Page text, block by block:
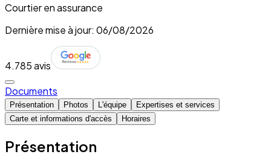
Courtier en assurance
Dernière mise à jour: 06/08/2026
4.785 avis
Documents
Présentation Photos L'équipe
Expertises et services
Carte et informations d'accès
Horaires
Présentation